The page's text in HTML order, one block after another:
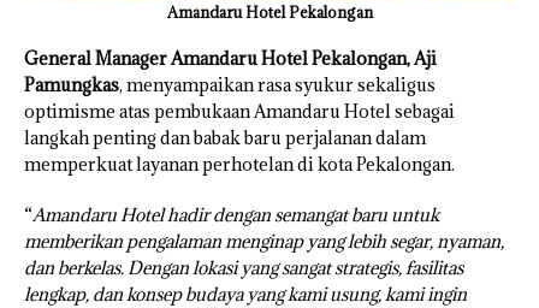
Amandaru Hotel Pekalongan
General Manager Amandaru Hotel Pekalongan, Aji
Pamungkas, menyampaikan rasa syukur sekaligus
optimisme atas pembukaan Amandaru Hotel sebagai
langkah penting dan babak baru perjalanan dalam
memperkuat layanan perhotelan di kota Pekalongan.
“Amandaru Hotel hadir dengan semangat baru untuk
memberikan pengalaman menginap yang lebih segar, nyaman,
dan berkelas. Dengan lokasi yang sangat strategis, fasilitas
lengkap, dan konsep budaya yang kami usung, kami ingin